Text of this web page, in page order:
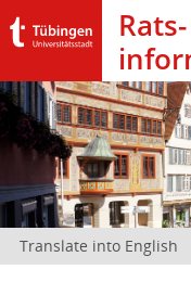
Rats­
Translate into English